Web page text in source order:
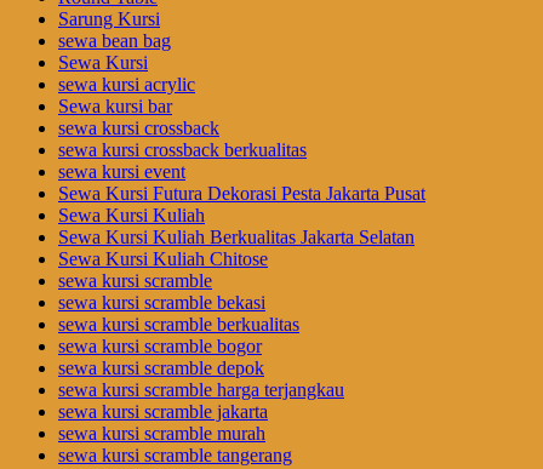
Sarung Kursi
sewa bean bag
Sewa Kursi
sewa kursi acrylic
Sewa kursi bar
sewa kursi crossback
sewa kursi crossback berkualitas
sewa kursi event
Sewa Kursi Futura Dekorasi Pesta Jakarta Pusat
Sewa Kursi Kuliah
Sewa Kursi Kuliah Berkualitas Jakarta Selatan
Sewa Kursi Kuliah Chitose
sewa kursi scramble
sewa kursi scramble bekasi
sewa kursi scramble berkualitas
sewa kursi scramble bogor
sewa kursi scramble depok
sewa kursi scramble harga terjangkau
sewa kursi scramble jakarta
sewa kursi scramble murah
sewa kursi scramble tangerang